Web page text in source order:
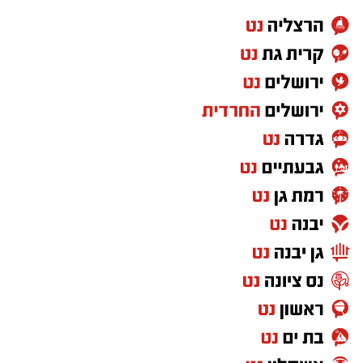
יחד עם בנו נ"י. לאחר מכן, פנה לרחבת הציון
בסמוך להדלקות ל"ג בעומר, שם גזז את מחלפות
ראשו של בנו לראשונה וכיבד עוד ידידים בגזיזת
השיער, תוך כדי שבירכוהו שזכות אבות השושלת
הקדושה לאדמור"י ורבני משפחת אבוחצירא תגן
בעדו, וכי יגדל ויאיר את עיני ישראל בתורה, יראת
שמים וחסידות.
משם פנה לחדר הסמוך לצורך הדלקת נרות לכבוד
התנא רשב"י.
בהמשך המעמד ערכו המשתתפים ברכת "לחיים",
ובמסגרתה בירך הגר"ש טולידאנו את הקהל
בברכת לחיים טובים ולשלום.
יצוין כי ביום הילולה זה פקדו את ציון התנא רשב"י
אלפים רבים של מבקרים ונופשים, כאשר שוטרים